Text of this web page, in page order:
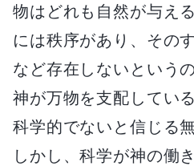
物はどれも自然が与え
には秩序があり、その
など存在しないという
神が万物を支配してい
科学的でないと信じる
しかし、科学が神の働